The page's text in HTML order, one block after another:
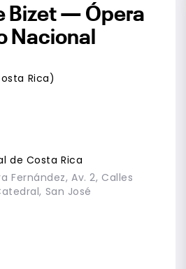
Bizet — Ópera
Nacional
Rica)
de Costa Rica
Fernández, Av. 2, Calles
San José